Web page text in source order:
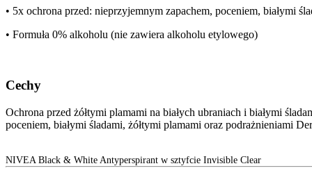
• 5x ochrona przed: nieprzyjemnym zapachem, poceniem, białymi
• Formuła 0% alkoholu (nie zawiera alkoholu etylowego)
Cechy
Ochrona przed żółtymi plamami na białych ubraniach i białymi
poceniem, białymi śladami, żółtymi plamami oraz podrażnieniami
NIVEA Black & White Antyperspirant w sztyfcie Invisible Clear